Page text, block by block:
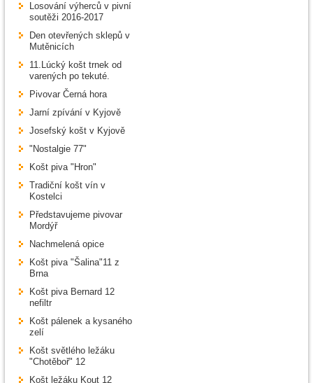
Losování výherců v pivní
soutěži 2016-2017
Den otevřených sklepů v
Mutěnicích
11.Lúcký košt trnek od
varených po tekuté.
Pivovar Černá hora
Jarní zpívání v Kyjově
Josefský košt v Kyjově
"Nostalgie 77"
Košt piva "Hron"
Tradiční košt vín v
Kostelci
Představujeme pivovar
Mordýř
Nachmelená opice
Košt piva "Šalina"11 z
Brna
Košt piva Bernard 12
nefiltr
Košt pálenek a kysaného
zelí
Košt světlého ležáku
"Chotěboř" 12
Košt ležáku Kout 12